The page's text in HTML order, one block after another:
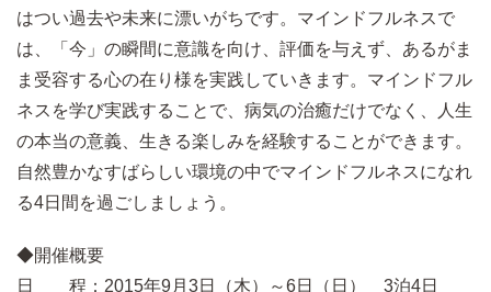
はつい過去や未来に漂いがちです。マインドフルネスで
は、「今」の瞬間に意識を向け、評価を与えず、あるがま
ま受容する心の在り様を実践していきます。マインドフル
ネスを学び実践することで、病気の治癒だけでなく、人生
の本当の意義、生きる楽しみを経験することができます。
自然豊かなすばらしい環境の中でマインドフルネスになれ
る4日間を過ごしましょう。
◆開催概要
日 程：2015年9月3日（木）～6日（日） 3泊4日